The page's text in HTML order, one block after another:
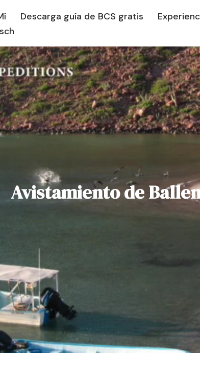
Descarga guía de BCS gratis
Avistamiento de